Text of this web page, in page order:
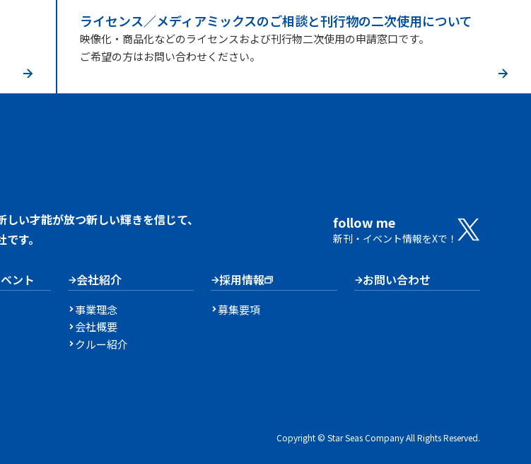
ライセンス／メディアミックスのご相談と刊行物の二次使用について
映像化・商品化などのライセンスおよび刊行物二次使用の申請窓口です。
ご希望の方はお問い合わせください。
い才能が放つ新しい輝きを信じて、
す。
follow me
新刊・イベント情報をXで！
ント 会社紹介
事業理念
会社概要
クルー紹介
採用情報
募集要項
お問い合わせ
Copyright © Star Seas Company All Rights Reserved.